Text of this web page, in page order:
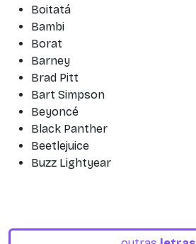
Boitatá
Bambi
Borat
Barney
Brad Pitt
Bart Simpson
Beyoncé
Black Panther
Beetlejuice
Buzz Lightyear